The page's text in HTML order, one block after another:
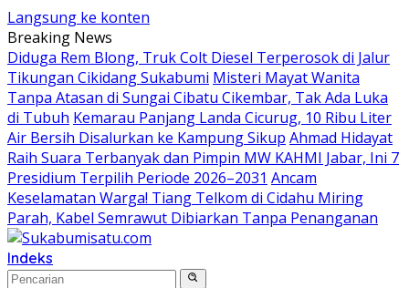
Langsung ke konten
Breaking News
Diduga Rem Blong, Truk Colt Diesel Terperosok di Jalur
Tikungan Cikidang Sukabumi Misteri Mayat Wanita
Tanpa Atasan di Sungai Cibatu Cikembar, Tak Ada Luka
di Tubuh Kemarau Panjang Landa Cicurug, 10 Ribu Liter
Air Bersih Disalurkan ke Kampung Sikup Ahmad Hidayat
Raih Suara Terbanyak dan Pimpin MW KAHMI Jabar, Ini 7
Presidium Terpilih Periode 2026–2031 Ancam
Keselamatan Warga! Tiang Telkom di Cidahu Miring
Parah, Kabel Semrawut Dibiarkan Tanpa Penanganan
Indeks